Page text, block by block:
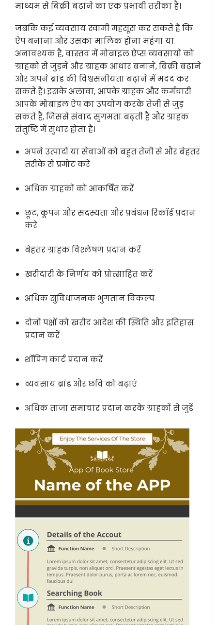
माध्यम से बिक्री बढ़ाने का एक प्रभावी तरीका है।
जबकि कई व्यवसाय स्वामी महसूस कर सकते हैं कि
ऐप बनाना और उसका मालिक होना महंगा या
अनावश्यक है, वास्तव में मोबाइल ऐप्स व्यवसायों को
ग्राहकों से जुड़ने और ग्राहक आधार बनाने, बिक्री बढ़ाने
और अपने ब्रांड की विश्वसनीयता बढ़ाने में मदद कर
सकते हैं। इसके अलावा, आपके ग्राहक और कर्मचारी
आपके मोबाइल ऐप का उपयोग करके तेजी से जुड़
सकते हैं, जिससे संवाद सुगमता बढ़ती है और ग्राहक
संतुष्टि में सुधार होता है।
अपने उत्पादों या सेवाओं को बहुत तेजी से और बेहतर
तरीके से प्रमोट करें
अधिक ग्राहकों को आकर्षित करें
छूट, कूपन और सदस्यता और प्रबंधन रिकॉर्ड प्रदान
करें
बेहतर ग्राहक विश्लेषण प्रदान करें
खरीदारी के निर्णय को प्रोत्साहित करें
अधिक सुविधाजनक भुगतान विकल्प
दोनों पक्षों को खरीद आदेश की स्थिति और इतिहास
प्रदान करें
शॉपिंग कार्ट प्रदान करें
व्यवसाय ब्रांड और छवि को बढ़ाएं
अधिक ताजा समाचार प्रदान करके ग्राहकों से जुड़ें